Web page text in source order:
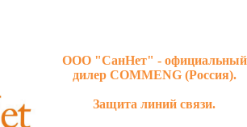
ООО "СанНет" - официальный
дилер COMMENG (Россия).
Защита линий связи.